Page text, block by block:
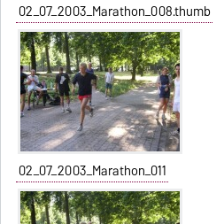
02_07_2003_Marathon_008.thumb
02_07_2003_Marathon_011